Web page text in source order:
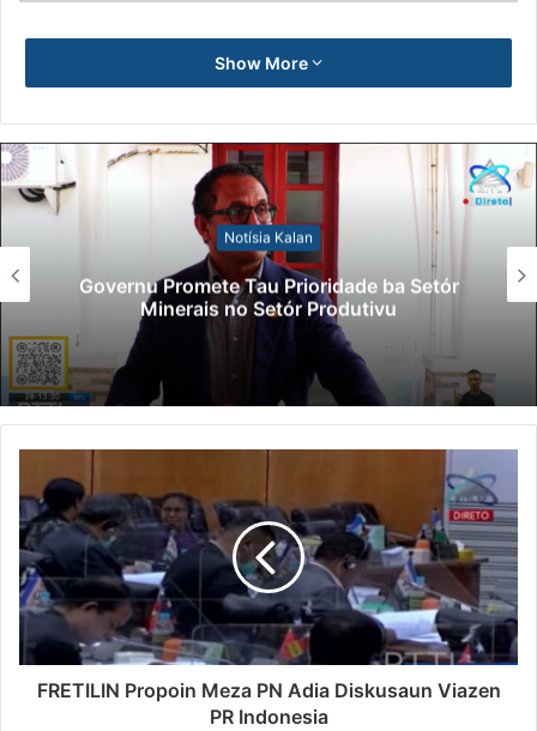
Show More
Notísia Kalan
Governu Promete Tau Prioridade ba Setór
Minerais no Setór Produtivu
FRETILIN Propoin Meza PN Adia Diskusaun Viazen
PR Indonesia